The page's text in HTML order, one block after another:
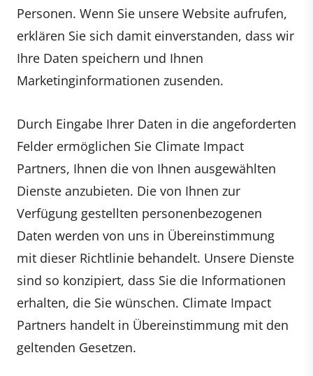
Personen. Wenn Sie unsere Website aufrufen,
erklären Sie sich damit einverstanden, dass wir
Ihre Daten speichern und Ihnen
Marketinginformationen zusenden.
Durch Eingabe Ihrer Daten in die angeforderten
Felder ermöglichen Sie Climate Impact
Partners, Ihnen die von Ihnen ausgewählten
Dienste anzubieten. Die von Ihnen zur
Verfügung gestellten personenbezogenen
Daten werden von uns in Übereinstimmung
mit dieser Richtlinie behandelt. Unsere Dienste
sind so konzipiert, dass Sie die Informationen
erhalten, die Sie wünschen. Climate Impact
Partners handelt in Übereinstimmung mit den
geltenden Gesetzen.